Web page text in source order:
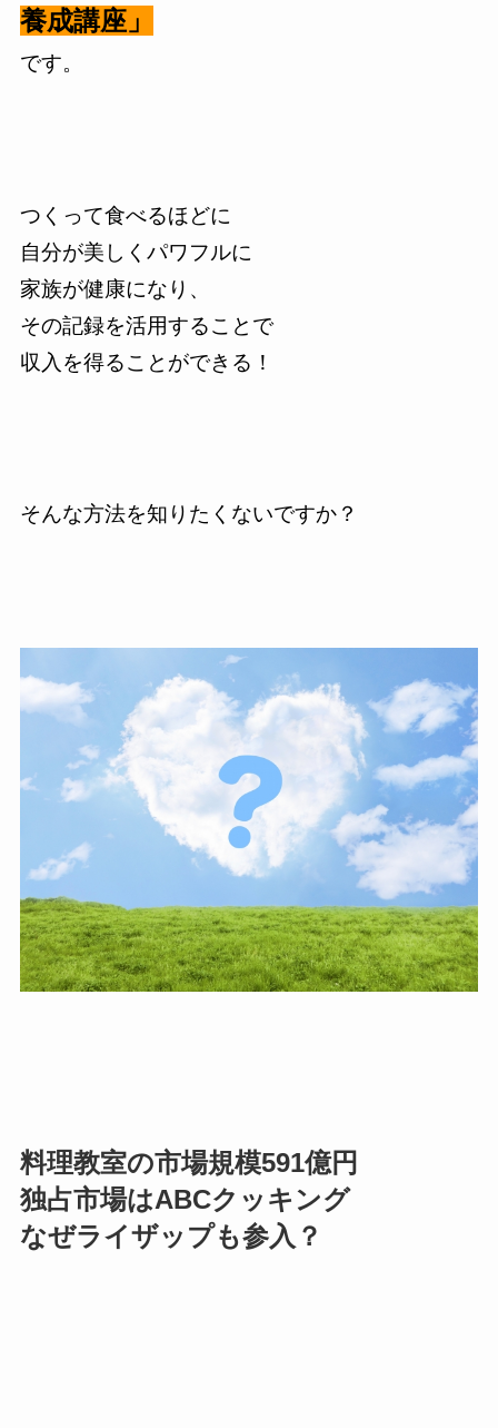
養成講座」
です。
つくって食べるほどに
自分が美しくパワフルに
家族が健康になり、
その記録を活用することで
収入を得ることができる！
そんな方法を知りたくないですか？
料理教室の市場規模591億円
独占市場はABCクッキング
なぜライザップも参入？